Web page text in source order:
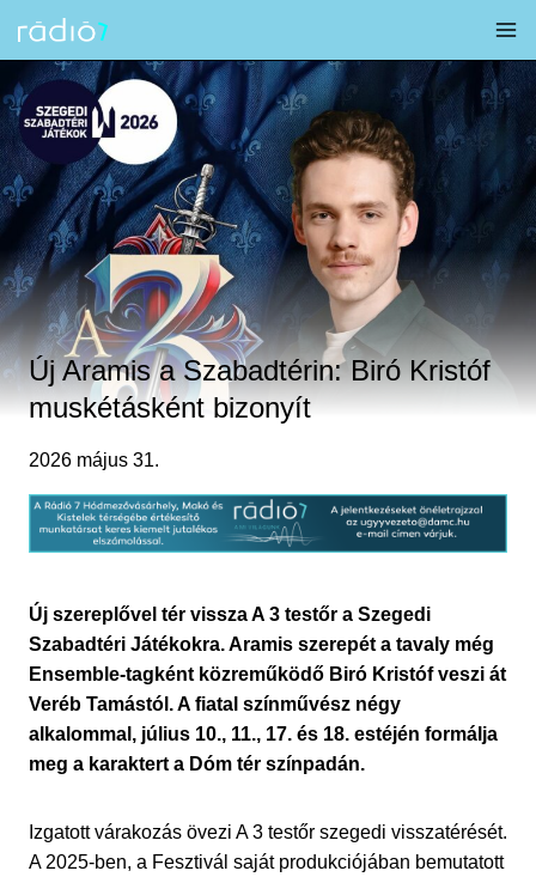
content
Új Aramis a Szabadtérin: Biró Kristóf
muskétásként bizonyít
2026 május 31.
Új szereplővel tér vissza A 3 testőr a Szegedi
Szabadtéri Játékokra. Aramis szerepét a tavaly még
Ensemble-tagként közreműködő Biró Kristóf veszi át
Veréb Tamástól. A fiatal színművész négy
alkalommal, július 10., 11., 17. és 18. estéjén formálja
meg a karaktert a Dóm tér színpadán.
Izgatott várakozás övezi A 3 testőr szegedi visszatérését.
A 2025-ben, a Fesztivál saját produkciójában bemutatott